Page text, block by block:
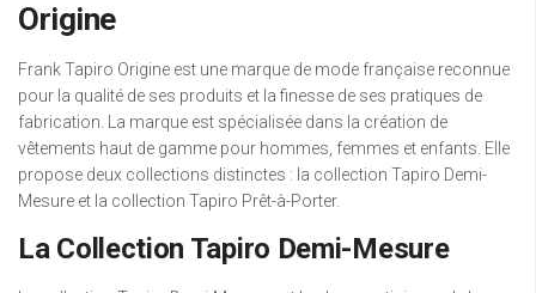
Origine
Frank Tapiro Origine est une marque de mode française reconnue
pour la qualité de ses produits et la finesse de ses pratiques de
fabrication. La marque est spécialisée dans la création de
vêtements haut de gamme pour hommes, femmes et enfants. Elle
propose deux collections distinctes : la collection Tapiro Demi-
Mesure et la collection Tapiro Prêt-à-Porter.
La Collection Tapiro Demi-Mesure